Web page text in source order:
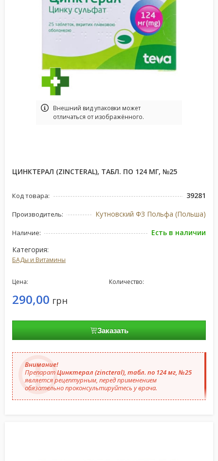
Bнешний вид упаковки может
отличаться от изображённого.
ЦИНКТЕРАЛ (ZINCTERAL), ТАБЛ. ПО 124 МГ, №25
Код товара: 39281
Производитель: Кутновский ФЗ Польфа (Польша)
Наличие:
Есть в наличии
Категория:
БАДы и Витамины
Цена:
290,00 грн
Количество:
Заказать
Внимание!
ПрепаратЦинктерал (zincteral), табл. по 124 мг, №25
является рецептурным, перед применением
обязательно проконсультируйтесь у врача.